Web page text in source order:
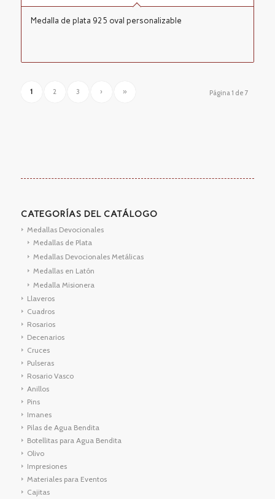
Medalla de plata 925 oval personalizable
Página 1 de 7
1 2 3 › »
CATEGORÍAS DEL CATÁLOGO
Medallas Devocionales
Medallas de Plata
Medallas Devocionales Metálicas
Medallas en Latón
Medalla Misionera
Llaveros
Cuadros
Rosarios
Decenarios
Cruces
Pulseras
Rosario Vasco
Anillos
Pins
Imanes
Pilas de Agua Bendita
Botellitas para Agua Bendita
Olivo
Impresiones
Materiales para Eventos
Cajitas